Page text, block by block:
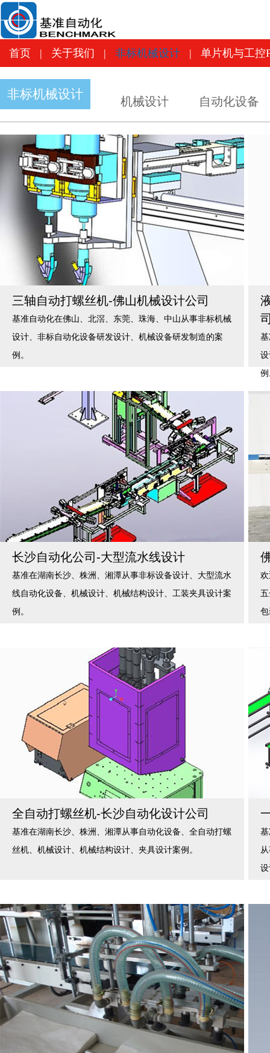
首页 关于我们
首页 | 关于我们 | 非标机械设计 | 单片机与工控
非标机械设计
机械设计 自动化设备
三轴自动打螺丝机-佛山机械设计公司
基准自动化在佛山、北滘、东莞、珠海、中山从事非标机械
设计、非标自动化设备研发设计、机械设备研发制造的案
例。
长沙自动化公司-大型流水线设计
基准在湖南长沙、株洲、湘潭从事非标设备设计、大型流水
线自动化设备、机械设计、机械结构设计、工装夹具设计案
例。
全自动打螺丝机-长沙自动化设计公司
基准在湖南长沙、株洲、湘潭从事自动化设备、全自动打螺
丝机、机械设计、机械结构设计、夹具设计案例。